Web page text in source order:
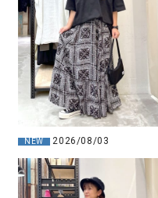
NEW 2026/08/03